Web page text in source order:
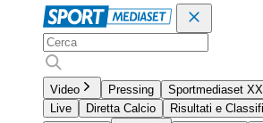
Video Pressing Sportmediaset
Live
Diretta Calcio
Risultati e